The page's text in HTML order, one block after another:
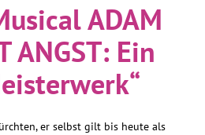
ADAM
ANGST: Ein
er selbst gilt bis heute als